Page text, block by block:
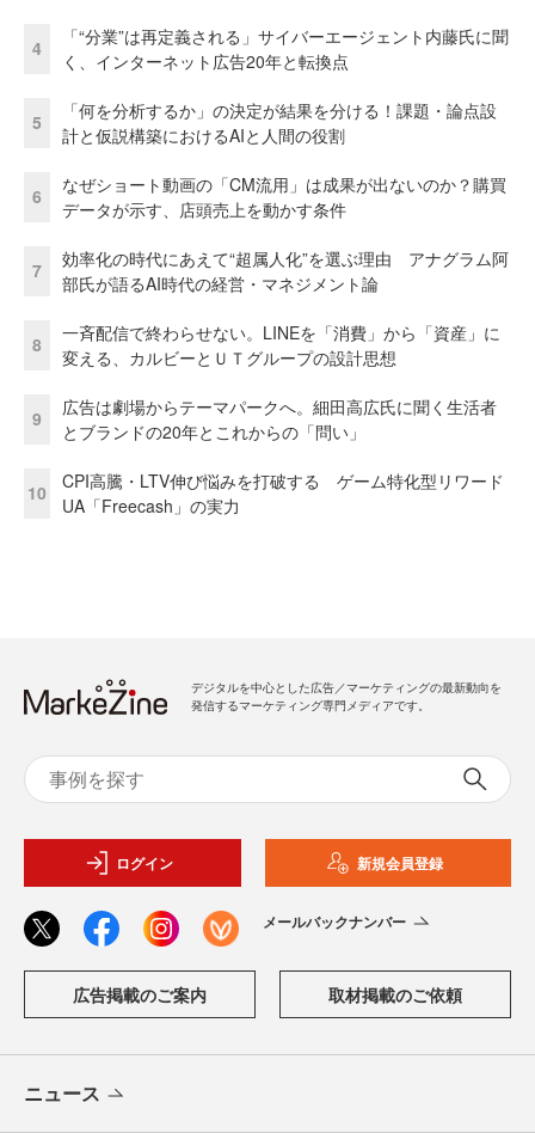
4
「“分業”は再定義される」サイバーエージェント内藤氏に聞
く、インターネット広告20年と転換点
5
「何を分析するか」の決定が結果を分ける！課題・論点設
計と仮説構築におけるAIと人間の役割
6
なぜショート動画の「CM流用」は成果が出ないのか？購買
データが示す、店頭売上を動かす条件
7
効率化の時代にあえて“超属人化”を選ぶ理由 アナグラム阿
部氏が語るAI時代の経営・マネジメント論
8
一斉配信で終わらせない。LINEを「消費」から「資産」に
変える、カルビーとＵＴグループの設計思想
9
広告は劇場からテーマパークへ。細田高広氏に聞く生活者
とブランドの20年とこれからの「問い」
10
CPI高騰・LTV伸び悩みを打破する ゲーム特化型リワード
UA「Freecash」の実力
デジタルを中心とした広告／マーケティングの最新動向を
発信するマーケティング専門メディアです。
ログイン 新規会員登録
メールバックナンバー
広告掲載のご案内 取材掲載のご依頼
ニュース